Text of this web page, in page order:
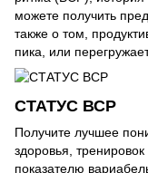
можете получить
также о том,
пика, или
СТАТУС ВСР
Получите лучшее
здоровья,
показателю